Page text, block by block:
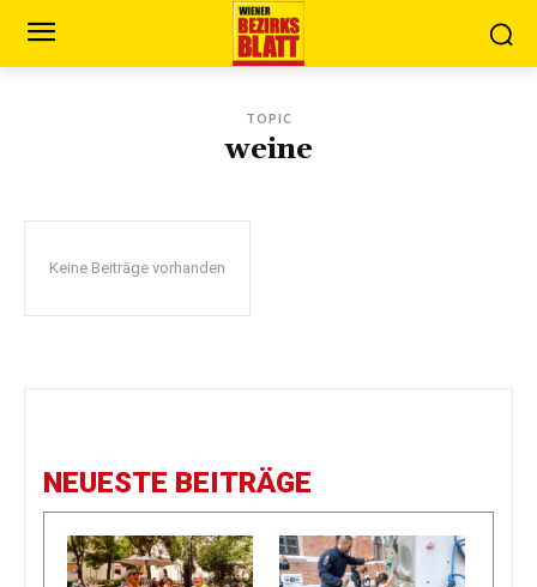
TOPIC
weine
Keine Beiträge vorhanden
NEUESTE BEITRÄGE